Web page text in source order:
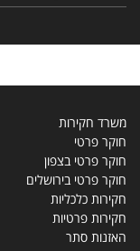
משרד חקירות
חוקר פרטי
חוקר פרטי בצפון
חוקר פרטי בירושלים
חקירות כלכליות
חקירות פרטיות
האזנות סתר